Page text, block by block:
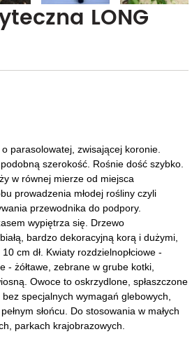
LONG
parasolowatej, zwisającej koronie.
szerokość. Rośnie dość szybko.
w równej mierze od miejsca
prowadzenia młodej rośliny czyli
przewodnika do podpory.
wypiętrza się. Drzewo
bardzo dekoracyjną korą i dużymi,
cm dł. Kwiaty rozdzielnopłciowe -
- żółtawe, zebrane w grube kotki,
Owoce to oskrzydlone, spłaszczone
specjalnych wymagań glebowych,
słońcu. Do stosowania w małych
parkach krajobrazowych.